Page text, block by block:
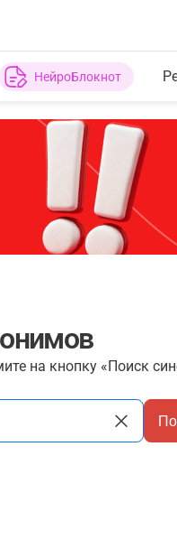
НейроБлокнот
на кнопку «Поиск